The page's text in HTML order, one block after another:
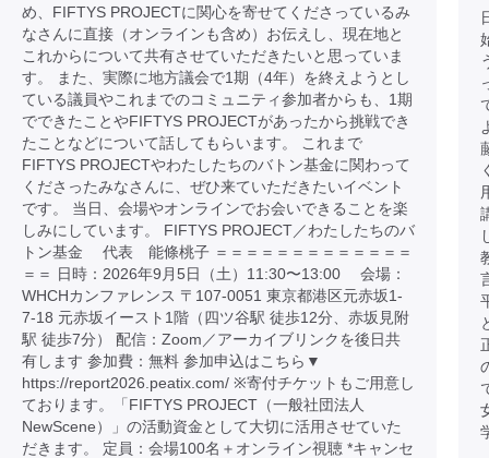
め、FIFTYS PROJECTに関心を寄せてくださっているみ
なさんに直接（オンラインも含め）お伝えし、現在地と
これからについて共有させていただきたいと思っていま
す。 また、実際に地方議会で1期（4年）を終えようとし
ている議員やこれまでのコミュニティ参加者からも、1期
でできたことやFIFTYS PROJECTがあったから挑戦でき
たことなどについて話してもらいます。 これまで
FIFTYS PROJECTやわたしたちのバトン基金に関わって
くださったみなさんに、ぜひ来ていただきたいイベント
です。 当日、会場やオンラインでお会いできることを楽
しみにしています。 FIFTYS PROJECT／わたしたちのバ
トン基金 代表 能條桃子 ＝＝＝＝＝＝＝＝＝＝＝＝＝
＝＝ 日時：2026年9月5日（土）11:30〜13:00 会場：
WHCHカンファレンス 〒107-0051 東京都港区元赤坂1-
7-18 元赤坂イースト1階（四ツ谷駅 徒歩12分、赤坂見附
駅 徒歩7分） 配信：Zoom／アーカイブリンクを後日共
有します 参加費：無料 参加申込はこちら▼
https://report2026.peatix.com/ ※寄付チケットもご用意し
ております。「FIFTYS PROJECT（一般社団法人
NewScene）」の活動資金として大切に活用させていた
だきます。 定員：会場100名＋オンライン視聴 *キャンセ